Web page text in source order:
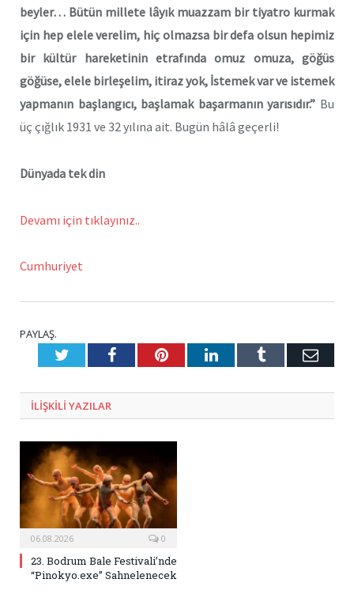
beyler… Bütün millete lâyık muazzam bir tiyatro kurmak
için hep eleleverelim, hiç olmazsa bir defa olsun hepimiz
bir kültür hareketinin etrafında omuz omuza, göğüs
göğüse,elele birleşelim, itiraz yok, İstemekvar ve istemek
yapmanın başlangıcı, başlamak başarmanın yarısıdır.” Bu
üç çığlık 1931 ve 32 yılına ait. Bugün hâlâ geçerli!
Dünyada tek din
Devamı için tıklayınız..
Cumhuriyet
PAYLAŞ.
TwitterFacebookPinterestLinkedInTumblr E-
ILIŞKILI YAZILAR
06.08.2026 0
23. Bodrum Bale Festivali’nde
“Pinokyo.exe” Sahnelenecek